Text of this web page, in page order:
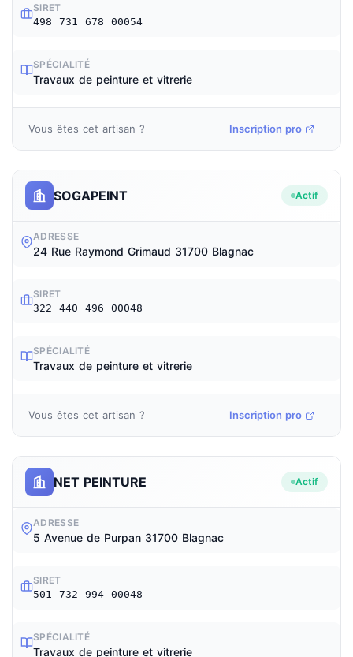
SIRET
498 731 678 00054
SPÉCIALITÉ
Travaux de peinture et vitrerie
Vous êtes cet artisan ? Inscription pro
SOGAPEINT Actif
ADRESSE
24 Rue Raymond Grimaud 31700 Blagnac
SIRET
322 440 496 00048
SPÉCIALITÉ
Travaux de peinture et vitrerie
Vous êtes cet artisan ? Inscription pro
NET PEINTURE Actif
ADRESSE
5 Avenue de Purpan 31700 Blagnac
SIRET
501 732 994 00048
SPÉCIALITÉ
Travaux de peinture et vitrerie